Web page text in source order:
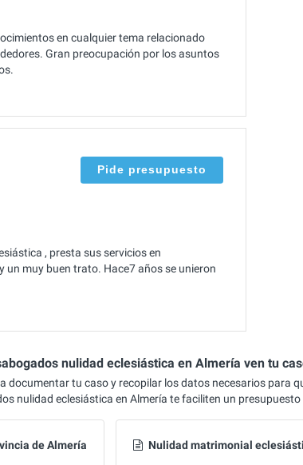
en cualquier tema relacionado
Gran preocupación por los asuntos
Pide presupuesto
, presta sus servicios en
muy buen trato. Hace7 años se unieron
nulidad eclesiástica en Almería ven tu
documentar tu caso y recopilar los datos necesarios para
nulidad eclesiástica en Almería te faciliten un presupuesto
de Almería Nulidad matrimonial